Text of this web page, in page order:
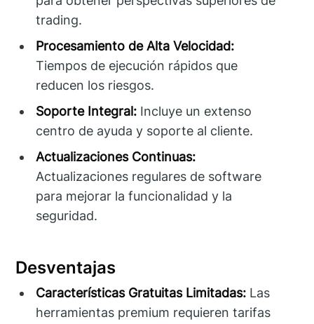
trading.
Procesamiento de Alta Velocidad:
Tiempos de ejecución rápidos que
reducen los riesgos.
Soporte Integral: Incluye un extenso
centro de ayuda y soporte al cliente.
Actualizaciones Continuas:
Actualizaciones regulares de software
para mejorar la funcionalidad y la
seguridad.
Desventajas
Características Gratuitas Limitadas: Las
herramientas premium requieren tarifas